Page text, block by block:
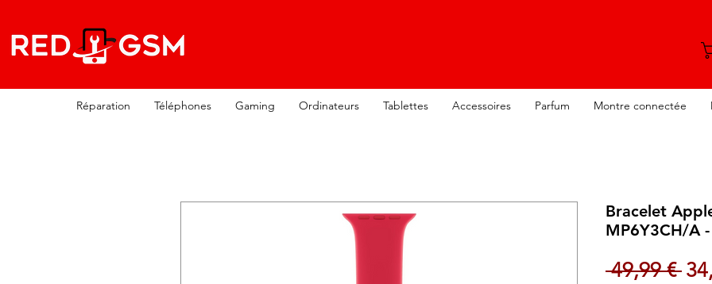
Réparation Téléphones Gaming Ordinateurs Tablettes Accessoires Parfum Montre connectée
Bracelet
MP6Y3CH/A
49,99 €